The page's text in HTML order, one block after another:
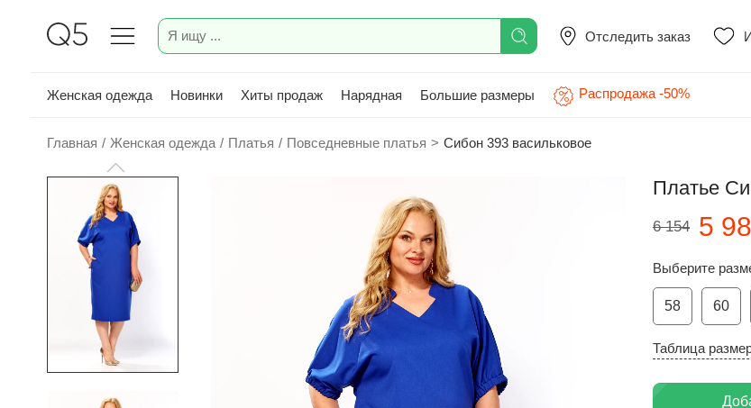
Отследить заказ
Женская одежда Новинки Хиты продаж Нарядная Большие размеры Распродажа -50%
Главная / Женская одежда / Платья / Повседневные платья > Сибон 393 васильковое
Платье
6 154 5
Выберите
58 60
Таблица